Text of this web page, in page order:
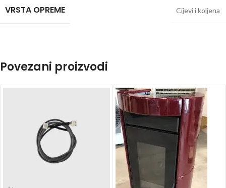
VRSTA OPREME Cijevi i koljena
Povezani proizvodi